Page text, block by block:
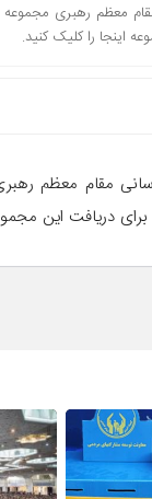
معظم رهبری مجموعه
اینجا را کلیک کنید.
مقام معظم
دریافت این